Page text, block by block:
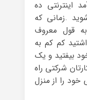
اینترنتی ده
.زمانی که
قول معروف
کم کم به
بیفتید و یک
شرکتی راه
را از منزل